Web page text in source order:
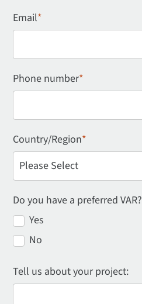
Email*
Phone number*
Country/Region*
Do you have a preferred VAR?
Yes
No
Tell us about your project: